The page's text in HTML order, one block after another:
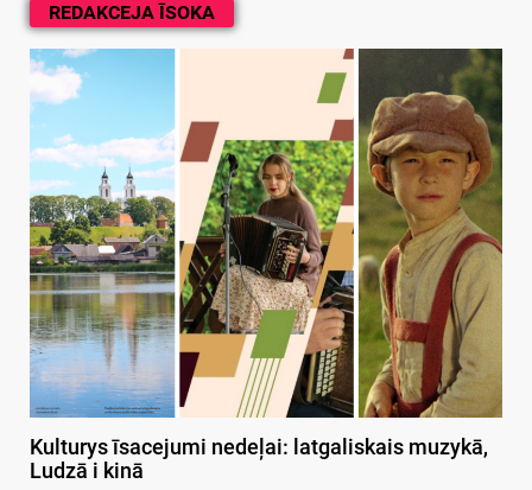
REDAKCEJA ĪSOKA
Kulturys īsacejumi nedeļai: latgaliskais muzykā,
Ludzā i kinā